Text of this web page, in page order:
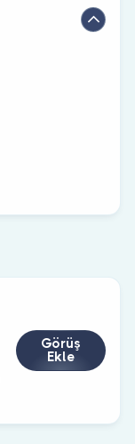
Görüş
Ekle